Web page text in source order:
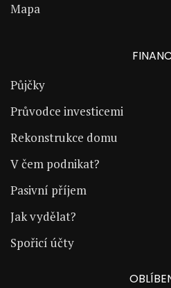
Mapa
Půjčky
Průvodce investicemi
Rekonstrukce domu
V čem podnikat?
Pasivní příjem
Jak vydělat?
Spořicí účty